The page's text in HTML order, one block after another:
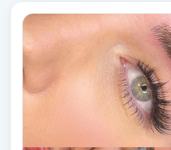
Vårtor
Yin Yoga